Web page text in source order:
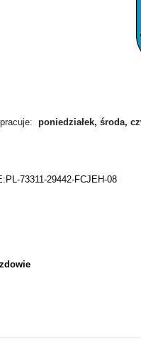
poniedziałek, środa,
73311-29442-FCJEH-08